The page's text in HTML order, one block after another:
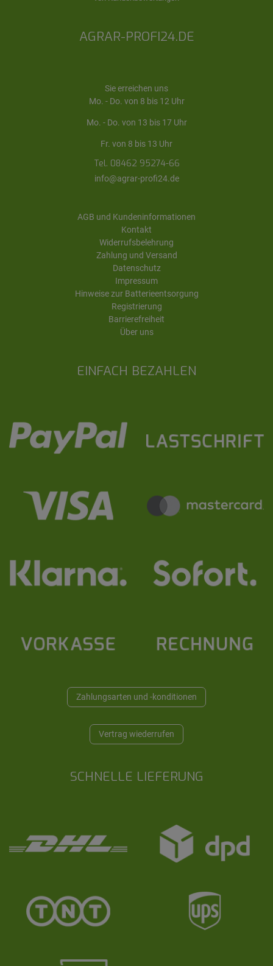
EINFACH BEZAHLEN
Zahlungsarten und -konditionen
Vertrag wiederrufen
SCHNELLE LIEFERUNG
AGRAR-PROFI24.DE
Sie erreichen uns
Mo. - Do. von 8 bis 12 Uhr
Mo. - Do. von 13 bis 17 Uhr
Fr. von 8 bis 13 Uhr
Tel. 08462 95274-66
info@agrar-profi24.de
AGB und Kundeninformationen
Kontakt
Widerrufsbelehrung
Zahlung und Versand
Datenschutz
Impressum
Hinweise zur Batterieentsorgung
Registrierung
Barrierefreiheit
Über uns